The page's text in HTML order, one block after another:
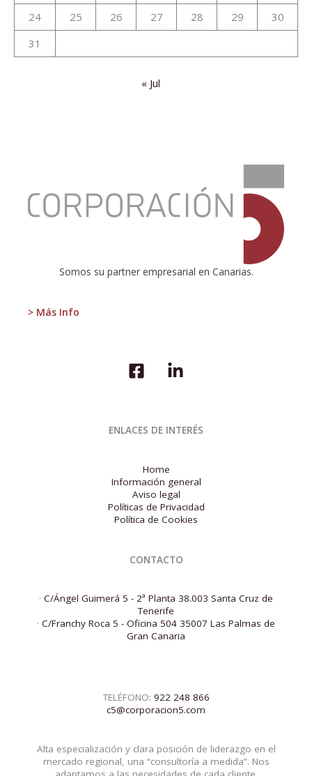
24
25 26 27 28 29
30
31
« Jul
Somos su partner empresarial en Canarias.
> Más Info
vicio
de
ENLACES DE INTERÉS
Home
Información general
Aviso legal
Políticas de Privacidad
Política de Cookies
CONTACTO
· C/Ángel Guimerá 5 - 2ª Planta 38.003 Santa Cruz de
Tenerife
· C/Franchy Roca 5 - Oficina 504 35007 Las Palmas de
Gran Canaria
TELÉFONO: 922 248 866
c5@corporacion5.com
Alta especialización y clara posición de liderazgo en el
mercado regional, una “consultoría a medida”. Nos